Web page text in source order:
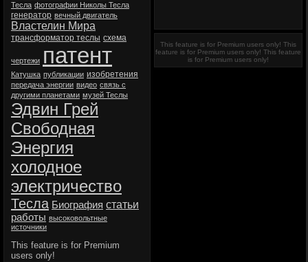
Тесла фотографии Николы Тесла
генератор вечный двигатель
Властелин Мира
трансформатор теслы схема
чертежи патент
Катушка публикации изобретения
передача энергии видео связь с
другими планетами музей Теслы
Эдвин Грей
Свободная
Энергия
холодное
электричество
Тесла Биография статьи
работы высоковольтные
источники
This feature is for Premium
users only!
This feature is for Premium users only! This
feature is for Premium users only! This feature
is for Premium users only!